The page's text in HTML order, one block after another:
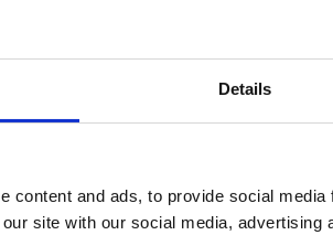
Details
content and ads, to provide social
site with our social media,
nicht außerhalb des Systems. Der
abgeschlossen ist, ist dieser
was geändert wurde (das wissen
Instanz
Management Platform) nicht neu.
wird.